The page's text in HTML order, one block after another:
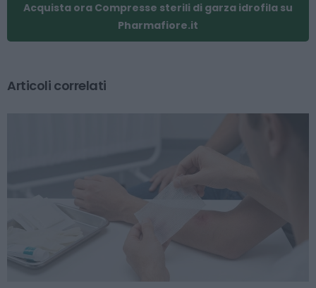
Acquista ora Compresse sterili di garza idrofila su
Pharmafiore.it
Articoli correlati